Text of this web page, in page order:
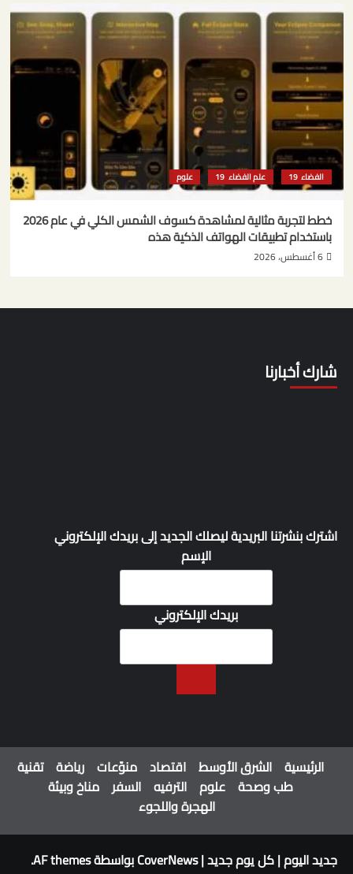
الفضاء علم الفضاء علوم
خطط لتجربة مثالية لمشاهدة كسوف الشمس الكلي في عام 2026
باستخدام تطبيقات الهواتف الذكية هذه
6 أغسطس، 2026
شارك أخبارنا
اشترك بنشرتنا البريدية ليصلك الجديد إلى بريدك الإلكتروني
الإسم
بريدك الإلكتروني
الرئيسية الشرق الأوسط اقتصاد منوّعات رياضة تقنية
طب وصحة علوم الترفيه السفر مناخ وبيئة
الهجرة واللجوء
جديد اليوم | كل يوم جديد|
CoverNewsبواسطة AF themes.